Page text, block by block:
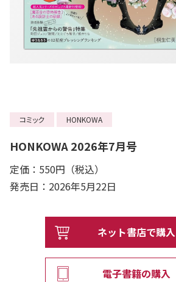
コミック HONKOWA
HONKOWA 2026年7月号
定価：550円（税込）
発売日：2026年5月22日
ネット書店で購入
電子書籍の購入